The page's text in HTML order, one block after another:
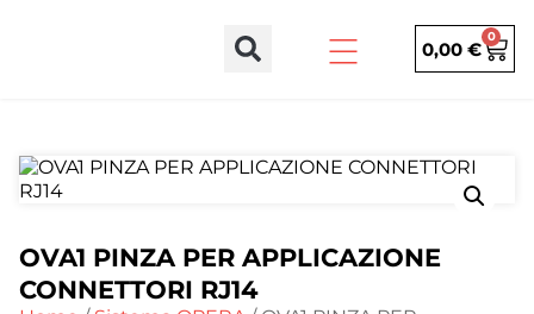
0,00 €
0
OVA1 PINZA PER APPLICAZIONE
CONNETTORI RJ14